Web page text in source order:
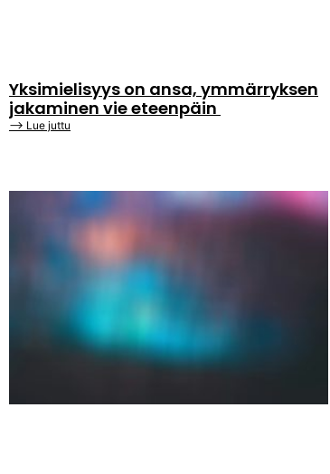
Yksimielisyys on ansa, ymmärryksen
jakaminen vie eteenpäin
⟶ Lue juttu